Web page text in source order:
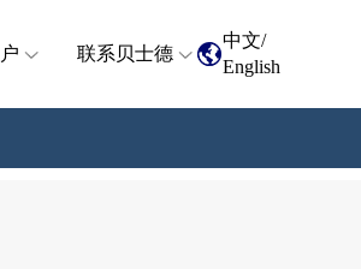
联系贝士德
中文/
English